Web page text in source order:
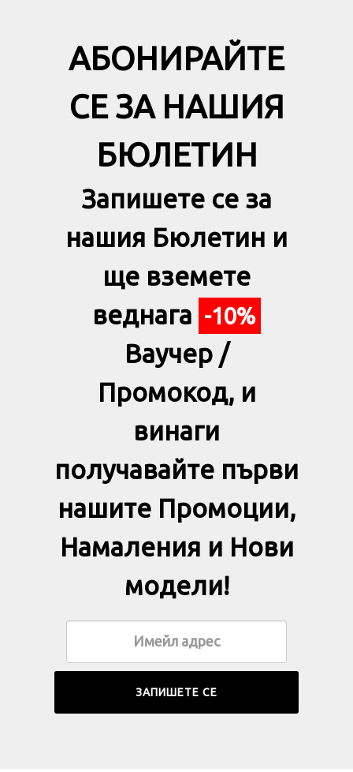
АБОНИРАЙТЕ
СЕ ЗА НАШИЯ
БЮЛЕТИН
Запишете се за
нашия Бюлетин и
ще вземете
веднага -10%
Ваучер /
Промокод, и
винаги
получавайте първи
нашите Промоции,
Намаления и Нови
модели!